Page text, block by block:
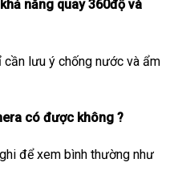
năng quay 360độ và
cần lưu ý chống nước và ẩm
có được không ?
để xem bình thường như